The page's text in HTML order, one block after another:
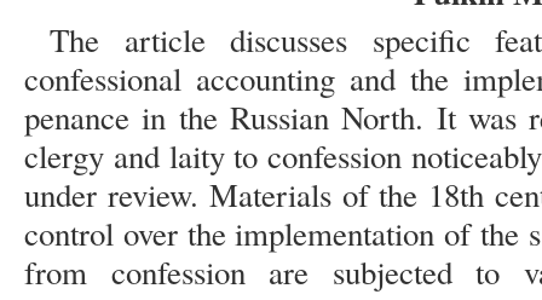
The article discusses specific
confessional accounting and the
penance in the Russian North. It was
clergy and laity to confession
under review. Materials of the 18th
control over the implementation of the
from confession are subjected to